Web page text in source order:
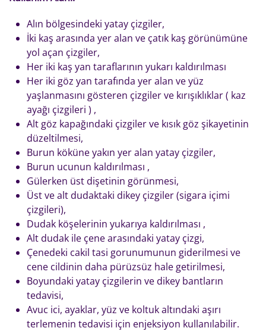
Alın bölgesindeki yatay çizgiler,
İki kaş arasında yer alan ve çatık kaş görünümüne
yol açan çizgiler,
Her iki kaş yan taraflarının yukarı kaldırılması
Her iki göz yan tarafında yer alan ve yüz
yaşlanmasını gösteren çizgiler ve kırışıklıklar ( kaz
ayağı çizgileri ) ,
Alt göz kapağındaki çizgiler ve kısık göz şikayetinin
düzeltilmesi,
Burun köküne yakın yer alan yatay çizgiler,
Burun ucunun kaldırılması ,
Gülerken üst dişetinin görünmesi,
Üst ve alt dudaktaki dikey çizgiler (sigara içimi
çizgileri),
Dudak köşelerinin yukarıya kaldırılması ,
Alt dudak ile çene arasındaki yatay çizgi,
Çenedeki cakil tasi gorunumunun giderilmesi ve
cene cildinin daha pürüzsüz hale getirilmesi,
Boyundaki yatay çizgilerin ve dikey bantların
tedavisi,
Avuc ici, ayaklar, yüz ve koltuk altındaki aşırı
terlemenin tedavisi için enjeksiyon kullanılabilir.